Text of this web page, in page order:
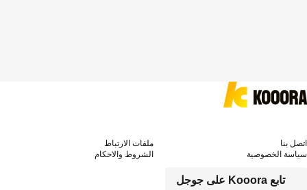
تابع Kooora على جوجل
اتصل بنا
ملفات الارتباط
سياسة الخصوصية
الشروط والاحكام